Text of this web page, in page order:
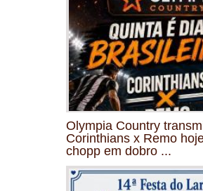
Olympia Country
Corinthians x Remo
chopp em dobro ...